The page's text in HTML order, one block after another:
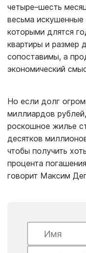
четыре–шесть
весьма
которыми длятся
квартиры и размер
сопоставимы, а
экономический
Но если долг
миллиардов
роскошное жилье
десятков
чтобы получить
процента погашения
говорит Максим